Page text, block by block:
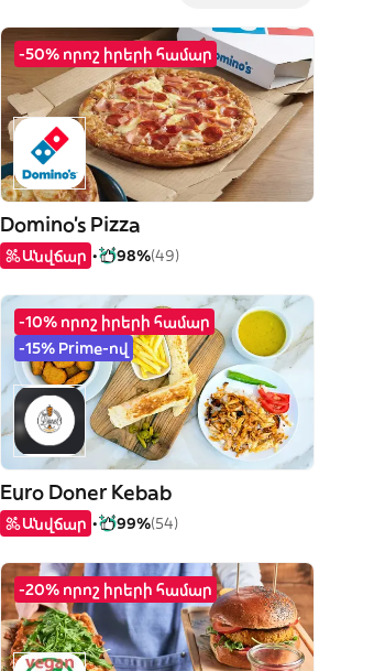
-50% որոշ իրերի համար
Domino's Pizza
Անվճար 98%(49)
-10% որոշ իրերի համար
-15% Prime-ով
Euro Doner Kebab
Անվճար 99%(54)
-20% որոշ իրերի համար